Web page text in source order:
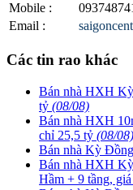
Mobile :
Email :
Các tin rao khác
Bán nhà HXH
tỷ (08/08)
Bán nhà HXH
chỉ 25,5 tỷ (08/08)
Bán nhà Kỳ
Bán nhà HXH
Hầm + 9 tầng,